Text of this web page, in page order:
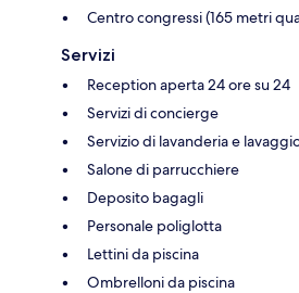
Centro congressi (165 metri
Servizi
Reception aperta 24 ore su 24
Servizi di concierge
Servizio di lavanderia e
Salone di parrucchiere
Deposito bagagli
Personale poliglotta
Lettini da piscina
Ombrelloni da piscina